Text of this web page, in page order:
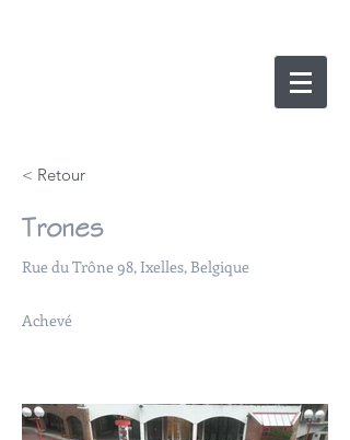
< Retour
Trones
Rue du Trône 98, Ixelles, Belgique
Achevé